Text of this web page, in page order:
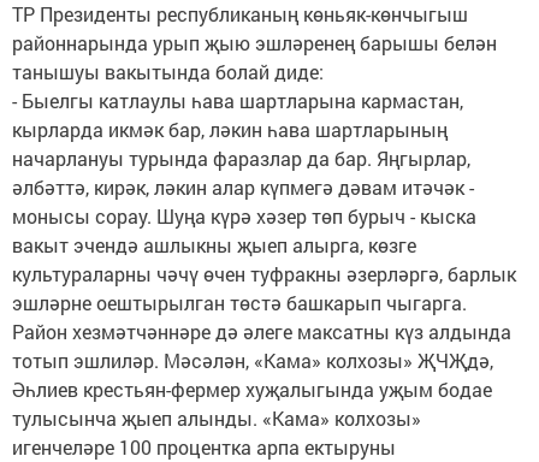
ТР Президенты республиканың көньяк-көнчыгыш
районнарында урып җыю эшләренең барышы белән
танышуы вакытында болай диде:
- Быелгы катлаулы һава шартларына кармастан,
кырларда икмәк бар, ләкин һава шартларының
начарлануы турында фаразлар да бар. Яңгырлар,
әлбәттә, кирәк, ләкин алар күпмегә дәвам итәчәк -
монысы сорау. Шуңа күрә хәзер төп бурыч - кыска
вакыт эчендә ашлыкны җыеп алырга, көзге
культураларны чәчү өчен туфракны әзерләргә, барлык
эшләрне оештырылган төстә башкарып чыгарга.
Район хезмәтчәннәре дә әлеге максатны күз алдында
тотып эшлиләр. Мәсәлән, «Кама» колхозы» ҖЧҖдә,
Әһлиев крестьян-фермер хуҗалыгында уҗым бодае
тулысынча җыеп алынды. «Кама» колхозы»
игенчеләре 100 процентка арпа ектыруны